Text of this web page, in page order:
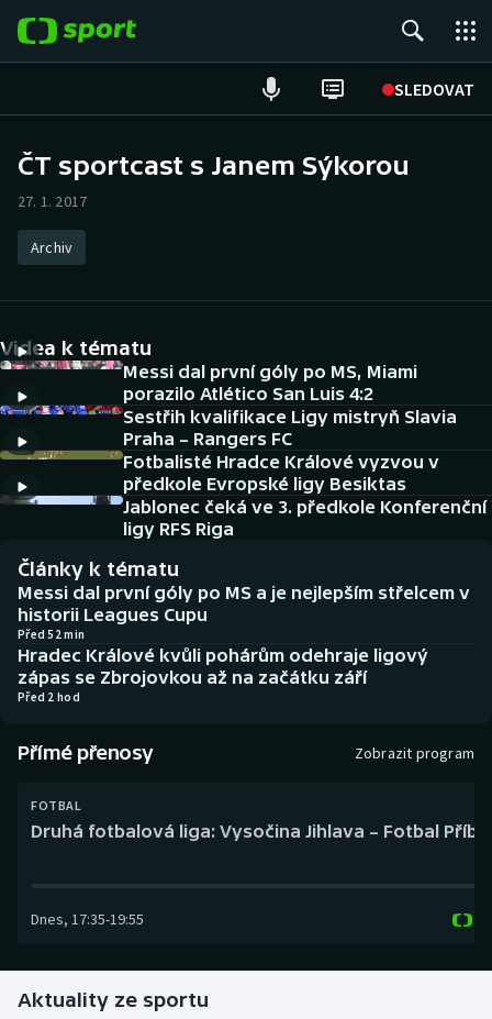
SLEDOVAT
Hokej
Tenis
Atletika
Cyklistika
DALŠÍ SPORTY
Americký fotbal
Baseball a softbal
Basketbal
Biatlon
Boby a skeleton
Dostihy
Futsal
NEPŘEHLÉDNĚTE
Soutěže
Historické návraty
Aplikace ČT sport
AZ kvíz
ČT sportcast s Janem Sýkorou
27. 1. 2017
Archiv
Videa k tématu
Messi dal první góly po MS, Miami
porazilo Atlético San Luis 4:2
Sestřih kvalifikace Ligy mistryň Slavia
Praha – Rangers FC
Fotbalisté Hradce Králové vyzvou v
předkole Evropské ligy Besiktas
Jablonec čeká ve 3. předkole Konferenční
ligy RFS Riga
Články k tématu
Messi dal první góly po MS a je nejlepším střelcem v
historii Leagues Cupu
Před 52 min
Hradec Králové kvůli pohárům odehraje ligový
zápas se Zbrojovkou až na začátku září
Před 2 hod
Přímé přenosy Zobrazit program
FOTBAL
Druhá fotbalová liga: Vysočina Jihlava – Fotbal
Dnes, 17:35-19:55
Aktuality ze sportu